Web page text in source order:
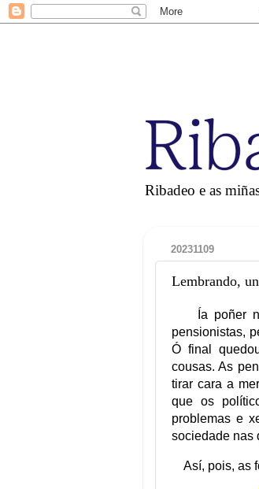
Ribadeo e as
20231109
Lembrando,
Ía poñer
pensionistas,
Ó final
cousas. As
tirar cara a
que os
problemas e
sociedade nas
Así, pois, as